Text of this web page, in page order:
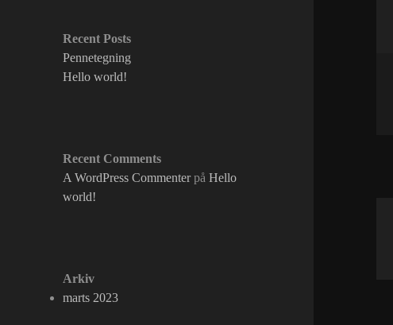
Recent Posts
Pennetegning
Hello world!
Recent Comments
A WordPress CommenterpåHello
world!
Arkiv
marts 2023